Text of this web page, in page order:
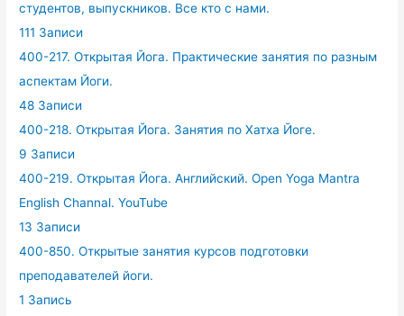
студентов, выпускников. Все кто с нами.
111 Записи
400-217. Открытая Йога. Практические занятия по разным
аспектам Йоги.
48 Записи
400-218. Открытая Йога. Занятия по Хатха Йоге.
9 Записи
400-219. Открытая Йога. Английский. Open Yoga Mantra
English Channal. YouTube
13 Записи
400-850. Открытые занятия курсов подготовки
преподавателей йоги.
1 Запись